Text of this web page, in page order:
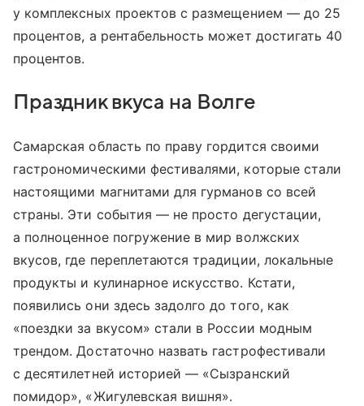
у комплексных проектов с размещением — до 25
процентов, а рентабельность может достигать 40
процентов.
Праздник вкуса на Волге
Самарская область по праву гордится своими
гастрономическими фестивалями, которые стали
настоящими магнитами для гурманов со всей
страны. Эти события — не просто дегустации,
а полноценное погружение в мир волжских
вкусов, где переплетаются традиции, локальные
продукты и кулинарное искусство. Кстати,
появились они здесь задолго до того, как
«поездки за вкусом» стали в России модным
трендом. Достаточно назвать гастрофестивали
с десятилетней историей — «Сызранский
помидор», «Жигулевская вишня».